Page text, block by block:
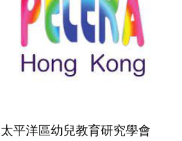
太平洋區幼兒教育研究學會